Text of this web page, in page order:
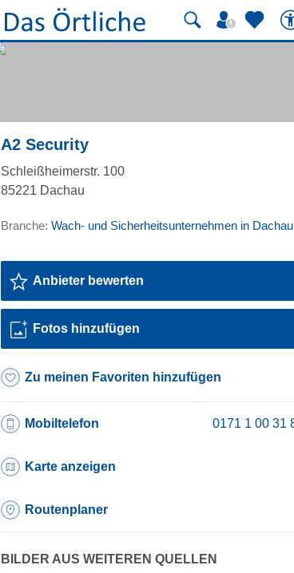
A2 Security
Schleißheimerstr. 100
85221 Dachau
Branche: Wach- und Sicherheitsunternehmen in Dachau
Anbieter bewerten
Fotos hinzufügen
Zu meinen Favoriten hinzufügen
Mobiltelefon
Karte anzeigen
Routenplaner
BILDER AUS WEITEREN QUELLEN